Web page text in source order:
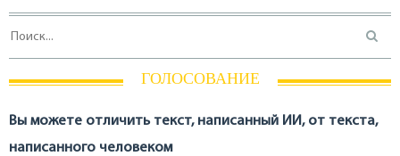
ГОЛОСОВАНИЕ
Вы можете отличить текст, написанный ИИ, от текста,
написанного человеком